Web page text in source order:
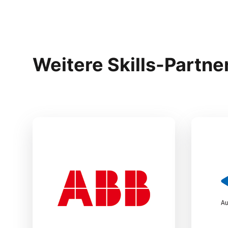
Weitere Skills-